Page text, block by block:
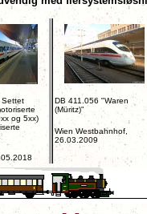
Settet
og 5xx)
DB 411.056 "Waren
(Müritz)"
Wien Westbahnhof,
26.03.2009